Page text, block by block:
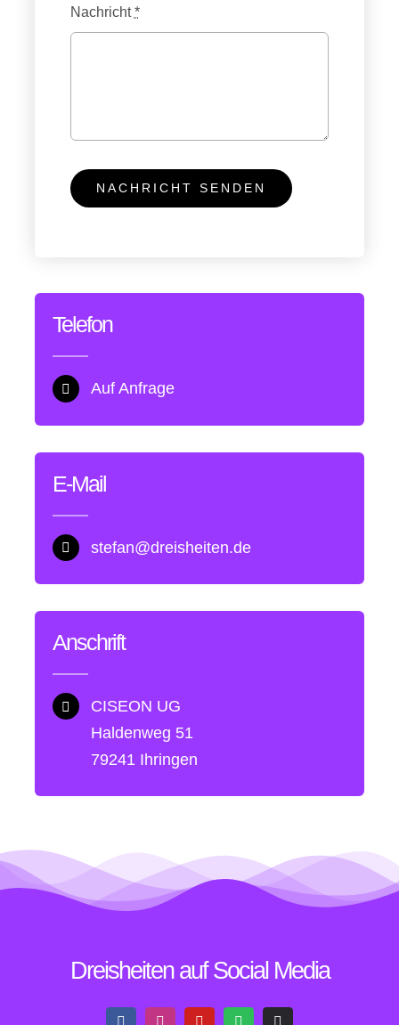
Nachricht*
NACHRICHT SENDEN
Telefon
Auf Anfrage
E-Mail
stefan@dreisheiten.de
Anschrift
CISEON UG
Haldenweg 51
79241 Ihringen
Dreisheiten auf Social Media